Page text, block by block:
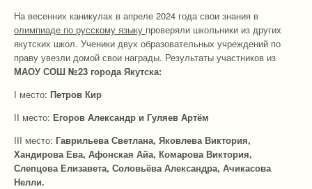
На весенних каникулах в апреле 2024 года свои знания в
олимпиаде по русскому языку проверяли школьники из других
якутских школ. Ученики двух образовательных учреждений по
праву увезли домой свои награды. Результаты участников из
МАОУ СОШ №23 города Якутска:
I место: Петров Кир
II место: Егоров Александр и Гуляев Артём
III место: Гаврильева Светлана, Яковлева Виктория,
Хандирова Ева, Афонская Айа, Комарова Виктория,
Слепцова Елизавета, Соловьёва Александра, Ачикасова
Нелли.